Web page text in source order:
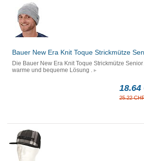
Bauer New Era Knit Toque Strickmütze
Die Bauer New Era Knit Toque Strickmütze
warme und bequeme Lösung .
18.64
25.22